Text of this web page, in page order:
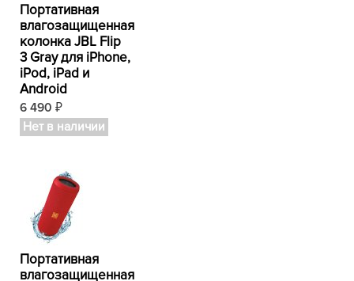
Портативная
влагозащищенная
колонка JBL Flip
3 Gray для iPhone,
iPod, iPad и
Android
6 490 ₽
Нет в наличии
Портативная
влагозащищенная